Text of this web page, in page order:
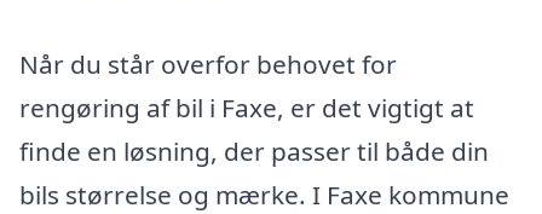
Når du står overfor behovet for
rengøring af bil i Faxe, er det vigtigt at
finde en løsning, der passer til både din
bils størrelse og mærke. I Faxe kommune